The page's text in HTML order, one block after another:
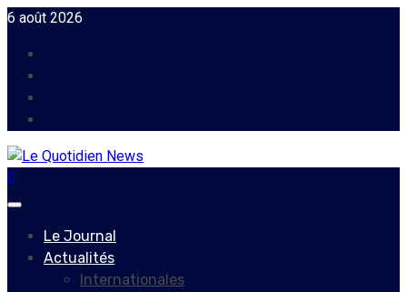
Skip
content
6 août 2026
Primary
Le Journal
Actualités
Internationales